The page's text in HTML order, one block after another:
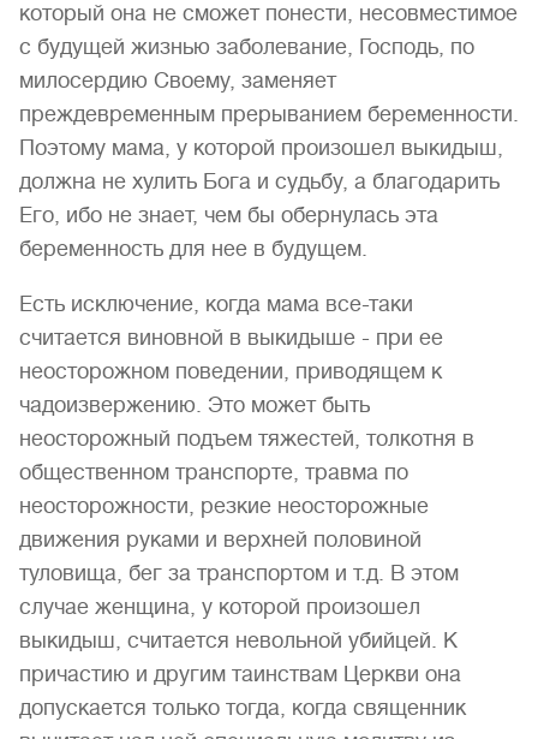
который она не сможет понести, несовместимое
с будущей жизнью заболевание, Господь, по
милосердию Своему, заменяет
преждевременным прерыванием беременности.
Поэтому мама, у которой произошел выкидыш,
должна не хулить Бога и судьбу, а благодарить
Его, ибо не знает, чем бы обернулась эта
беременность для нее в будущем.
Есть исключение, когда мама все-таки
считается виновной в выкидыше - при ее
неосторожном поведении, приводящем к
чадоизвержению. Это может быть
неосторожный подъем тяжестей, толкотня в
общественном транспорте, травма по
неосторожности, резкие неосторожные
движения руками и верхней половиной
туловища, бег за транспортом и т.д. В этом
случае женщина, у которой произошел
выкидыш, считается невольной убийцей. К
причастию и другим таинствам Церкви она
допускается только тогда, когда священник